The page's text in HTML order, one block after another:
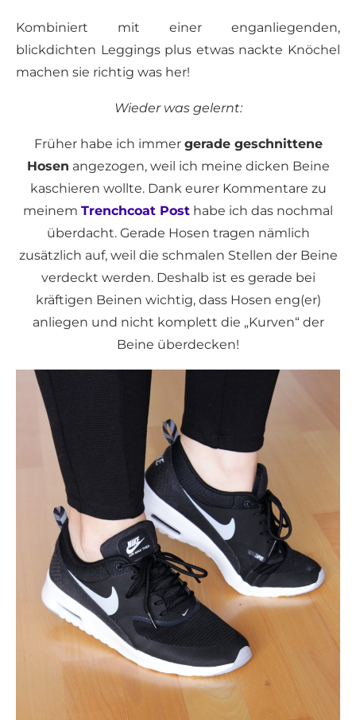
Kombiniert mit einer enganliegenden,
blickdichten Leggings plus etwas nackte Knöchel
machen sie richtig was her!
Wieder was gelernt:
Früher habe ich immer gerade geschnittene
Hosen angezogen, weil ich meine dicken Beine
kaschieren wollte. Dank eurer Kommentare zu
meinem Trenchcoat Post habe ich das nochmal
überdacht. Gerade Hosen tragen nämlich
zusätzlich auf, weil die schmalen Stellen der Beine
verdeckt werden. Deshalb ist es gerade bei
kräftigen Beinen wichtig, dass Hosen eng(er)
anliegen und nicht komplett die „Kurven“ der
Beine überdecken!